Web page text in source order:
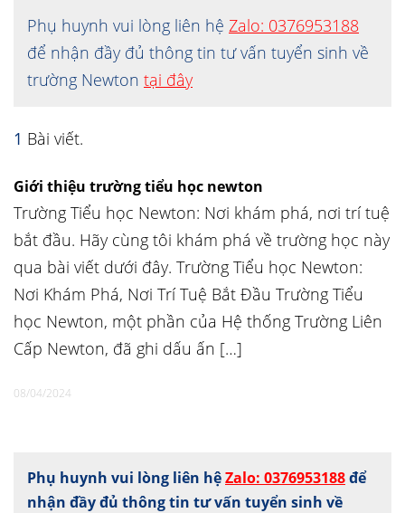
Phụ huynh vui lòng liên hệ Zalo: 0376953188
để nhận đầy đủ thông tin tư vấn tuyển sinh về
trường Newton tại đây
1 Bài viết.
Giới thiệu trường tiểu học newton
Trường Tiểu học Newton: Nơi khám phá, nơi trí tuệ
bắt đầu. Hãy cùng tôi khám phá về trường học này
qua bài viết dưới đây. Trường Tiểu học Newton:
Nơi Khám Phá, Nơi Trí Tuệ Bắt Đầu Trường Tiểu
học Newton, một phần của Hệ thống Trường Liên
Cấp Newton, đã ghi dấu ấn […]
08/04/2024
Phụ huynh vui lòng liên hệZalo: 0376953188để
nhận đầy đủ thông tin tư vấn tuyển sinh về